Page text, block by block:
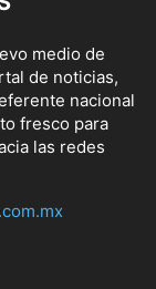
medio de
de noticias,
nacional
fresco para
las redes